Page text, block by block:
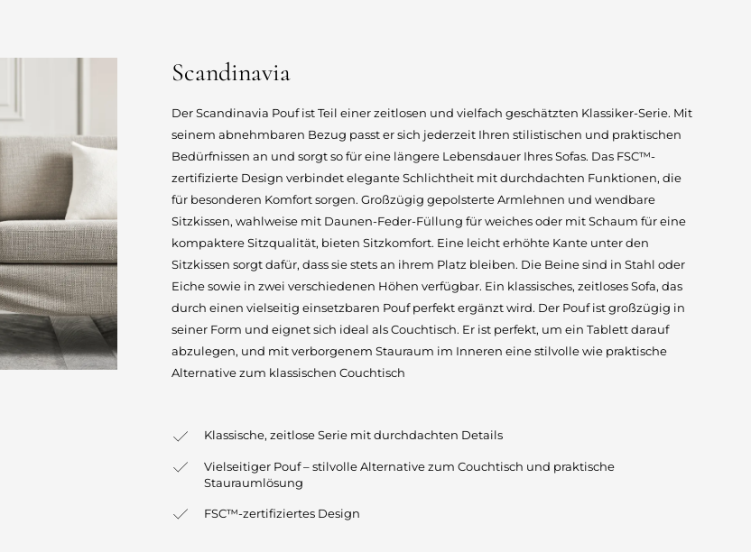
Scandinavia
Der Scandinavia Pouf ist Teil einer zeitlosen und vielfach geschätzten Klassiker-Serie. Mit
seinem abnehmbaren Bezug passt er sich jederzeit Ihren stilistischen und praktischen
Bedürfnissen an und sorgt so für eine längere Lebensdauer Ihres Sofas. Das FSC™-
zertifizierte Design verbindet elegante Schlichtheit mit durchdachten Funktionen, die
für besonderen Komfort sorgen. Großzügig gepolsterte Armlehnen und wendbare
Sitzkissen, wahlweise mit Daunen-Feder-Füllung für weiches oder mit Schaum für eine
kompaktere Sitzqualität, bieten Sitzkomfort. Eine leicht erhöhte Kante unter den
Sitzkissen sorgt dafür, dass sie stets an ihrem Platz bleiben. Die Beine sind in Stahl oder
Eiche sowie in zwei verschiedenen Höhen verfügbar. Ein klassisches, zeitloses Sofa, das
durch einen vielseitig einsetzbaren Pouf perfekt ergänzt wird. Der Pouf ist großzügig in
seiner Form und eignet sich ideal als Couchtisch. Er ist perfekt, um ein Tablett darauf
abzulegen, und mit verborgenem Stauraum im Inneren eine stilvolle wie praktische
Alternative zum klassischen Couchtisch
Klassische, zeitlose Serie mit durchdachten Details
Vielseitiger Pouf – stilvolle Alternative zum Couchtisch und praktische
Stauraumlösung
FSC™-zertifiziertes Design